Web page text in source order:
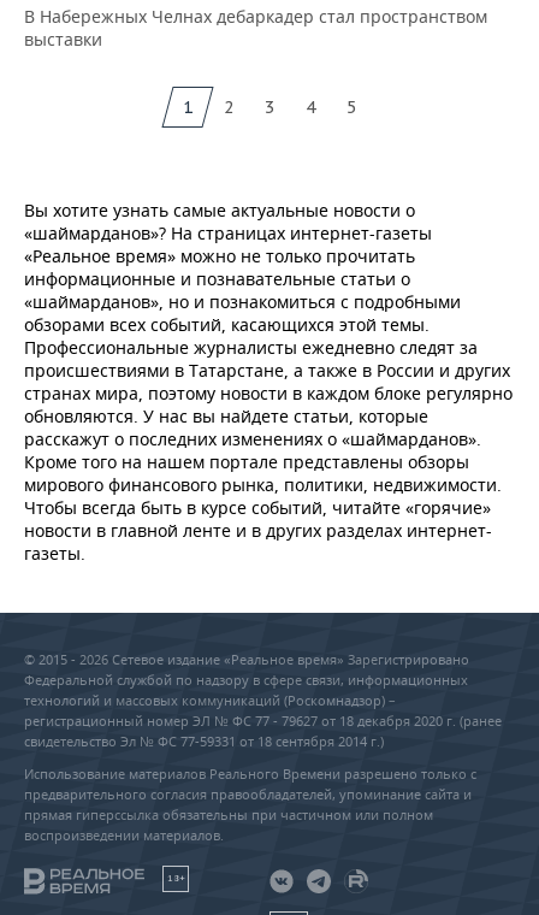
В Набережных Челнах дебаркадер стал пространством
выставки
1 2 3 4 5
Вы хотите узнать самые актуальные новости о
«шаймарданов»? На страницах интернет-газеты
«Реальное время» можно не только прочитать
информационные и познавательные статьи о
«шаймарданов», но и познакомиться с подробными
обзорами всех событий, касающихся этой темы.
Профессиональные журналисты ежедневно следят за
происшествиями в Татарстане, а также в России и других
странах мира, поэтому новости в каждом блоке регулярно
обновляются. У нас вы найдете статьи, которые
расскажут о последних изменениях о «шаймарданов».
Кроме того на нашем портале представлены обзоры
мирового финансового рынка, политики, недвижимости.
Чтобы всегда быть в курсе событий, читайте «горячие»
новости в главной ленте и в других разделах интернет-
газеты.
© 2015 - 2026 Сетевое издание «Реальное время» Зарегистрировано
Федеральной службой по надзору в сфере связи, информационных
технологий и массовых коммуникаций (Роскомнадзор) –
регистрационный номер ЭЛ № ФС 77 - 79627 от 18 декабря 2020 г. (ранее
свидетельство Эл № ФС 77-59331 от 18 сентября 2014 г.)
Использование материалов Реального Времени разрешено только с
предварительного согласия правообладателей, упоминание сайта и
прямая гиперссылка обязательны при частичном или полном
воспроизведении материалов.
18+